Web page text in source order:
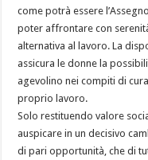
come potrà essere
poter affrontare con
alternativa al lavoro. La
assicura le donne la
agevolino nei compiti di
proprio lavoro.
Solo restituendo valore
auspicare in un decisivo
di pari opportunità, che di